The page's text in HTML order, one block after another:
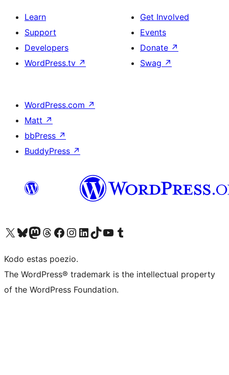
Learn
Support
Developers
WordPress.tv ↗
Get Involved
Events
Donate ↗
Swag ↗
WordPress.com ↗
Matt ↗
bbPress ↗
BuddyPress ↗
Visit our X (formerly Twitter) account
Visit our Bluesky account
Visit our Mastodon account
Visit our Threads account
Visit our Facebook page
Visit our Instagram account
Visit our LinkedIn account
Visit our TikTok account
Visit our YouTube channel
Visit our Tumblr account
Kodo estas poezio.
The WordPress® trademark is the intellectual property
of the WordPress Foundation.